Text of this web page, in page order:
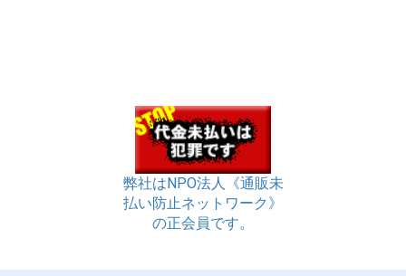
弊社はNPO法人《通販未
払い防止ネットワーク》
の正会員です。